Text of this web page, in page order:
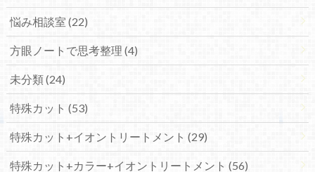
悩み相談室 (22)
方眼ノートで思考整理 (4)
未分類 (24)
特殊カット (53)
特殊カット+イオントリートメント (29)
特殊カット+カラー+イオントリートメント (56)